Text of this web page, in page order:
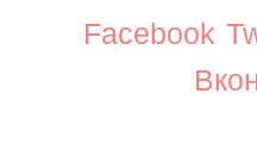
Facebook